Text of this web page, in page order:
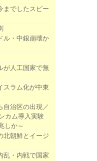
までしたスピー
ル・中銀崩壊か
が人工国家で無
スラム化が中東
自治区の出現／
カム導入実験
しか～
北朝鮮とイージ
乱・内戦で国家